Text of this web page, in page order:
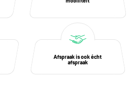
Afspraak is ook écht
afspraak